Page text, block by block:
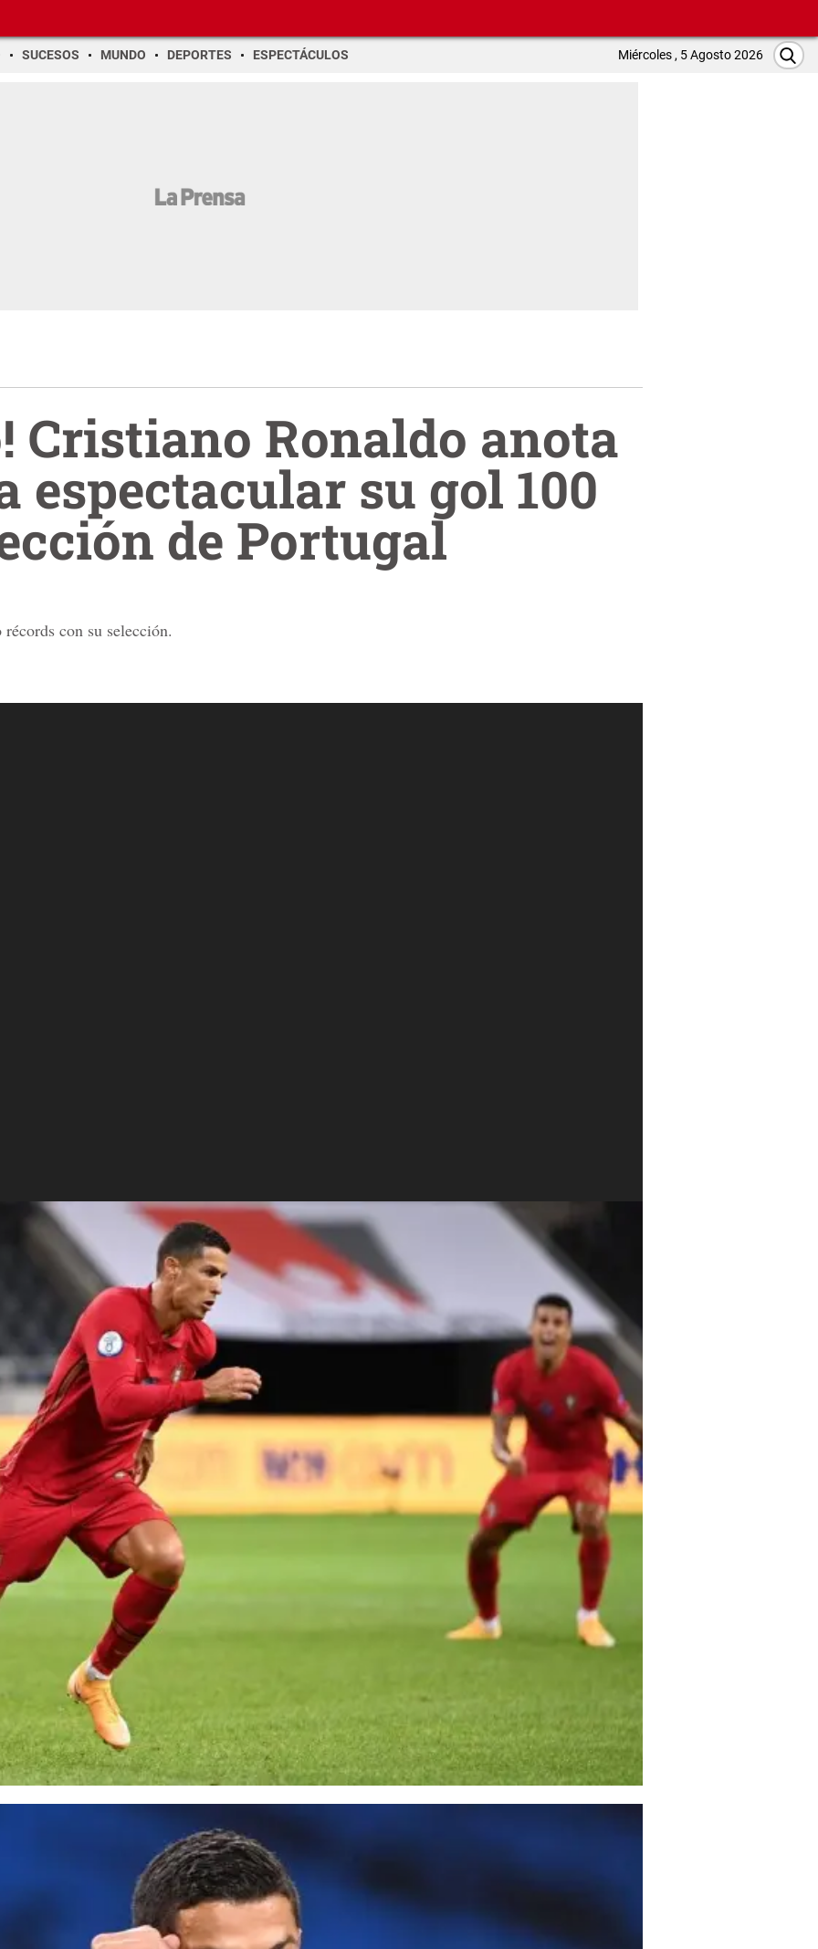
SUCESOS MUNDO DEPORTES ESPECTÁCULOS Miércoles , 5 Agosto 2026
Cristiano Ronaldo anota
espectacular su gol 100
de Portugal
con su selección.